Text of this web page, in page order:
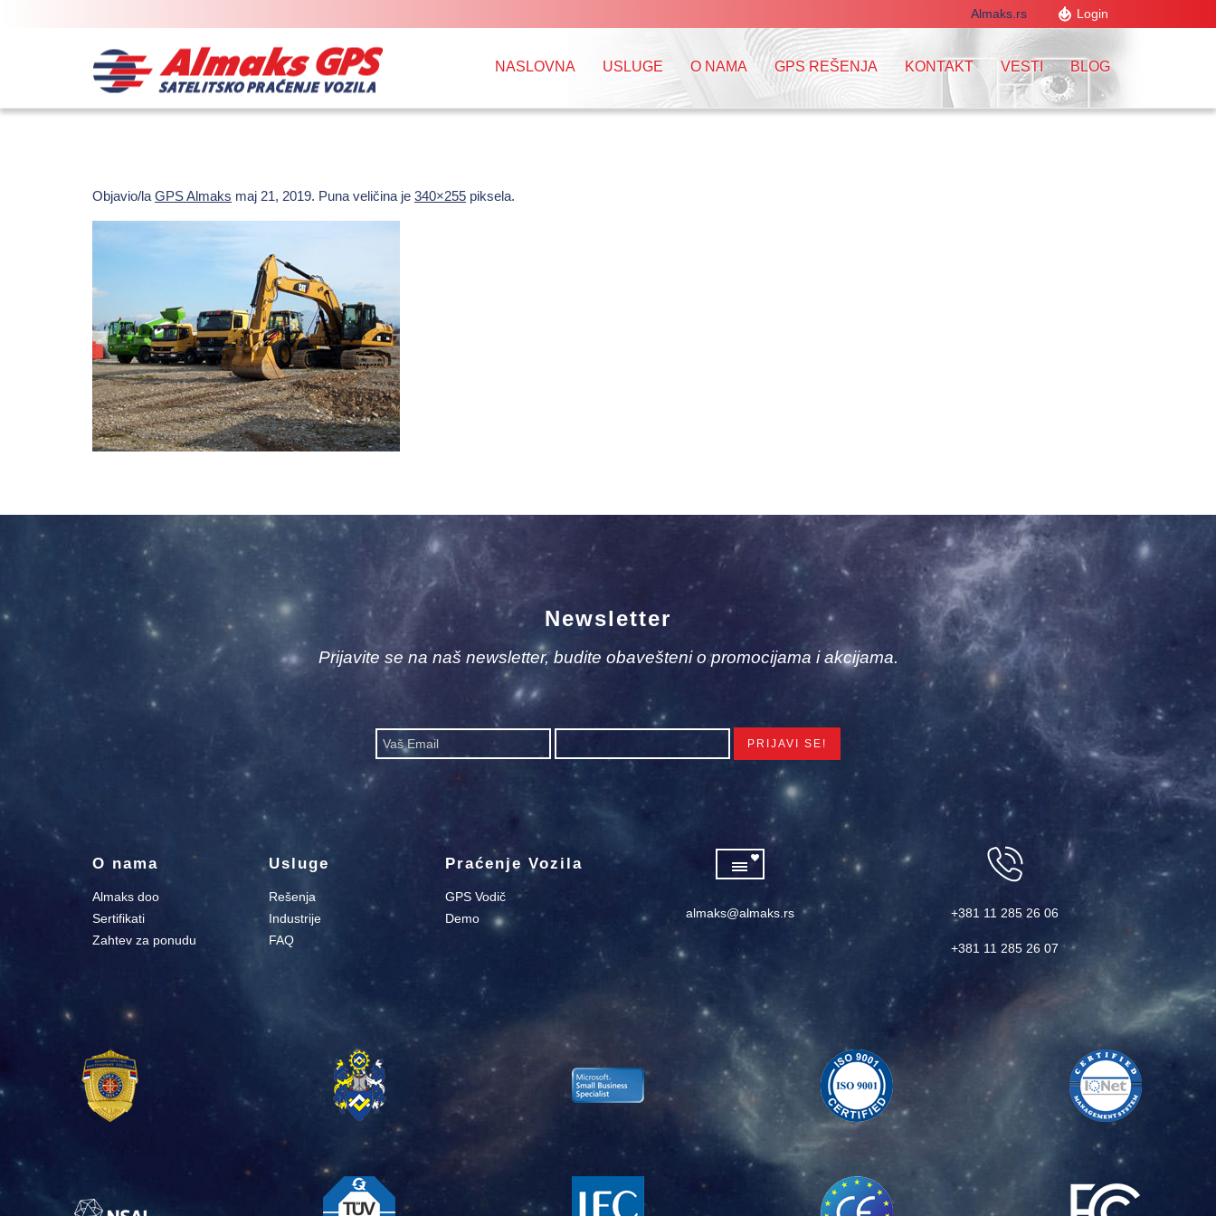
Almaks.rs Login
NASLOVNA USLUGE O NAMA GPS REŠENJA KONTAKT VESTI BLOG
Objavio/la GPS Almaks maj 21, 2019. Puna veličina je 340×255 piksela.
Newsletter
Prijavite se na naš newsletter, budite obavešteni o promocijama i akcijama.
O nama
Almaks doo
Sertifikati
Zahtev za ponudu
Usluge
Rešenja
Industrije
FAQ
Praćenje Vozila
GPS Vodič
Demo
almaks@almaks.rs +381 11 285 26 06
+381 11 285 26 07